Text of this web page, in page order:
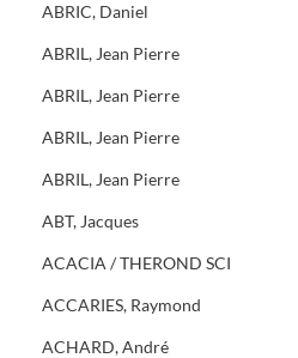
ABRIC, Daniel
ABRIL, Jean Pierre
ABRIL, Jean Pierre
ABRIL, Jean Pierre
ABRIL, Jean Pierre
ABT, Jacques
ACACIA / THEROND SCI
ACCARIES, Raymond
ACHARD, André